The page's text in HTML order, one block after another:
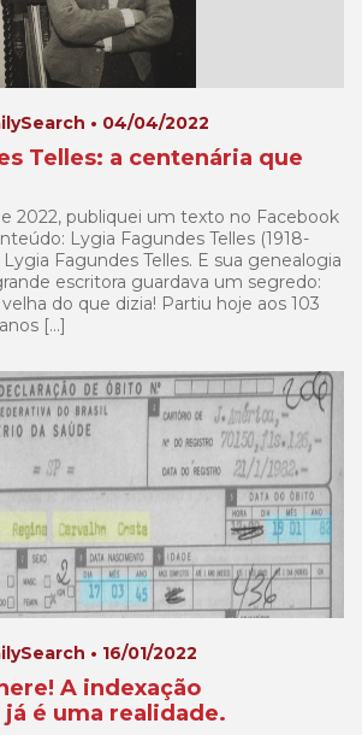
• 04/04/2022
Telles: a centenária que
2022, publiquei um texto no Facebook
Lygia Fagundes Telles (1918-
Fagundes Telles. E sua genealogia
escritora guardava um segredo:
do que dizia! Partiu hoje aos 103
[…]
• 16/01/2022
A indexação
é uma realidade.